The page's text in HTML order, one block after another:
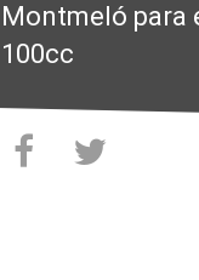
Montmeló para
100cc